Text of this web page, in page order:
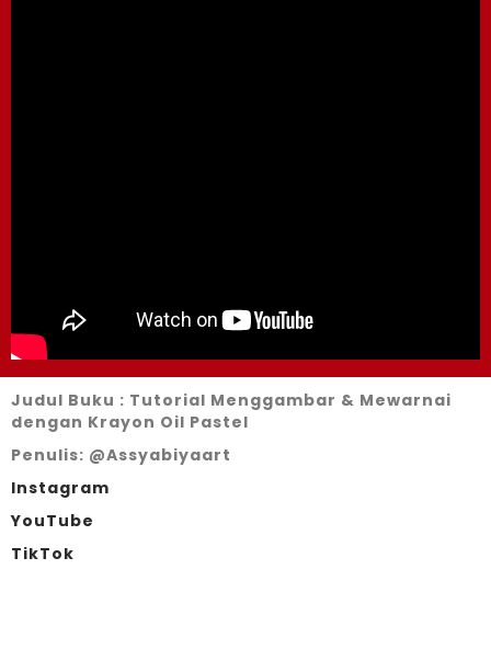
Judul Buku : Tutorial Menggambar & Mewarnai
dengan Krayon Oil Pastel
Penulis: @Assyabiyaart
Instagram
YouTube
TikTok